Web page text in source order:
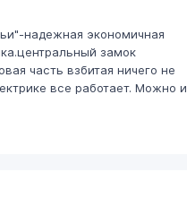
надежная экономичная
замок
часть взбитая ничего не
все работает. Можно и